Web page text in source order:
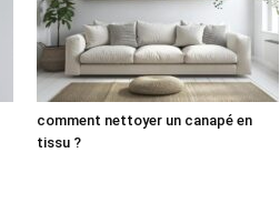
comment nettoyer un canapé en
tissu ?